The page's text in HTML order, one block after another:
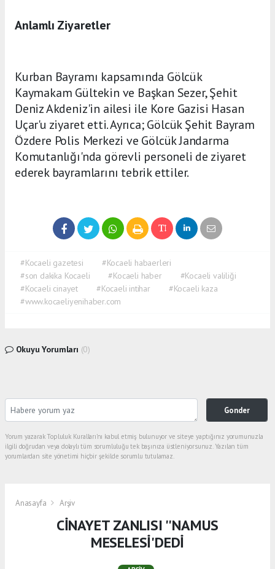
Anlamlı Ziyaretler
Kurban Bayramı kapsamında Gölcük
Kaymakam Gültekin ve Başkan Sezer, Şehit
Deniz Akdeniz'in ailesi ile Kore Gazisi Hasan
Uçar'u ziyaret etti. Ayrıca; Gölcük Şehit Bayram
Özdere Polis Merkezi ve Gölcük Jandarma
Komutanlığı'nda görevli personeli de ziyaret
ederek bayramlarını tebrik ettiler.
#Kocaeli gazetesi
#Kocaeli habaerleri
#son dakika Kocaeli
#Kocaeli haber
#Kocaeli valiliği
#Kocaeli cinayet
#Kocaeli intihar
#Kocaeli kaza
#www.kocaeliyenihaber.com
Okuyu Yorumları (0)
Gonder
Yorum yazarak Topluluk Kuralları’nı kabul etmiş bulunuyor ve siteye yaptığınız yorumunuzla
ilgili doğrudan veya dolaylı tüm sorumluluğu tek başınıza üstleniyorsunuz. Yazılan tüm
yorumlardan site yönetimi hiçbir şekilde sorumlu tutulamaz.
Anasayfa Arşiv
CİNAYET ZANLISI ''NAMUS
MESELESİ'DEDİ